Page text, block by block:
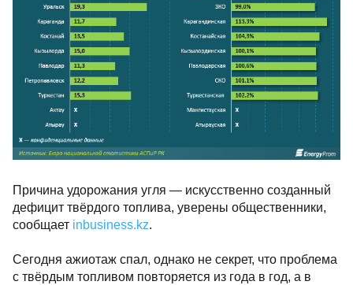
Причина удорожания угля — искусственно созданный
дефицит твёрдого топлива, уверены общественники,
сообщает inbusiness.kz.
Сегодня ажиотаж спал, однако не секрет, что проблема
с твёрдым топливом повторяется из года в год, а в